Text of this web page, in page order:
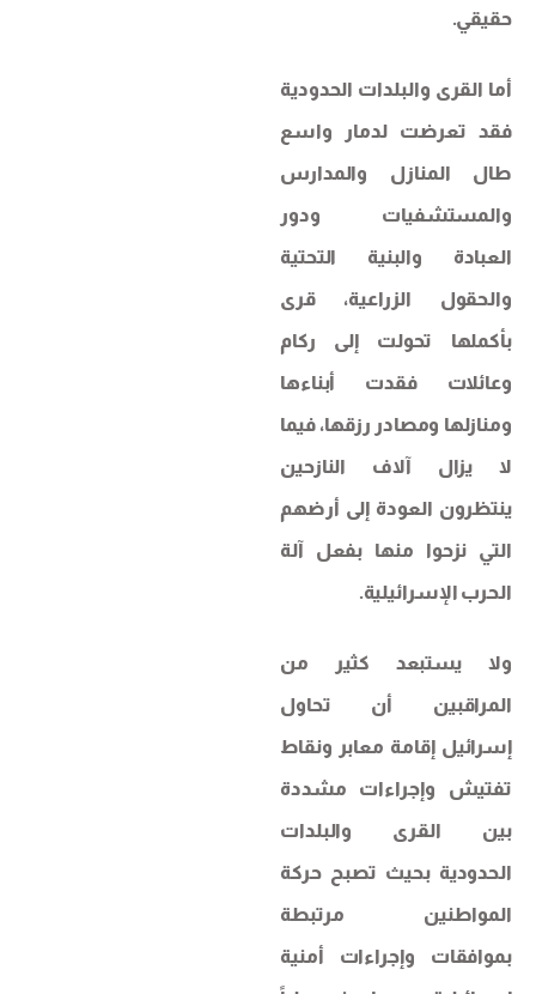
حقيقي.
أما القرى والبلدات الحدودية
فقد تعرضت لدمار واسع
طال المنازل والمدارس
والمستشفيات ودور
العبادة والبنية التحتية
والحقول الزراعية، قرى
بأكملها تحولت إلى ركام
وعائلات فقدت أبناءها
ومنازلها ومصادر رزقها، فيما
لا يزال آلاف النازحين
ينتظرون العودة إلى أرضهم
التي نزحوا منها بفعل آلة
الحرب الإسرائيلية.
ولا يستبعد كثير من
المراقبين أن تحاول
إسرائيل إقامة معابر ونقاط
تفتيش وإجراءات مشددة
بين القرى والبلدات
الحدودية بحيث تصبح حركة
المواطنين مرتبطة
بموافقات وإجراءات أمنية